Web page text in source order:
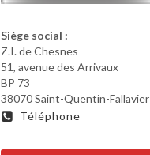
Siège social :
Z.I. de Chesnes
51, avenue des Arrivaux
BP 73
38070 Saint-Quentin-Fallavier
Téléphone